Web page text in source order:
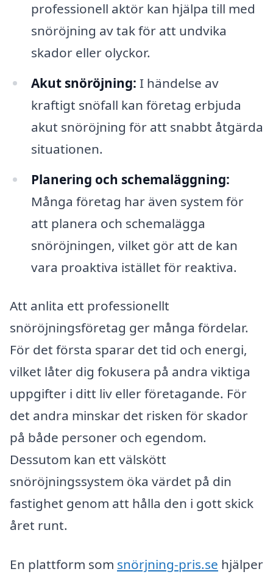
professionell aktör kan hjälpa till med
snöröjning av tak för att undvika
skador eller olyckor.
Akut snöröjning: I händelse av
kraftigt snöfall kan företag erbjuda
akut snöröjning för att snabbt åtgärda
situationen.
Planering och schemaläggning:
Många företag har även system för
att planera och schemalägga
snöröjningen, vilket gör att de kan
vara proaktiva istället för reaktiva.
Att anlita ett professionellt
snöröjningsföretag ger många fördelar.
För det första sparar det tid och energi,
vilket låter dig fokusera på andra viktiga
uppgifter i ditt liv eller företagande. För
det andra minskar det risken för skador
på både personer och egendom.
Dessutom kan ett välskött
snöröjningssystem öka värdet på din
fastighet genom att hålla den i gott skick
året runt.
En plattform som snörjning-pris.se hjälper